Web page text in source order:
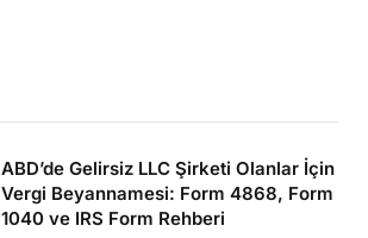
ABD’de Gelirsiz LLC Şirketi Olanlar İçin
Vergi Beyannamesi: Form 4868, Form
1040 ve IRS Form Rehberi